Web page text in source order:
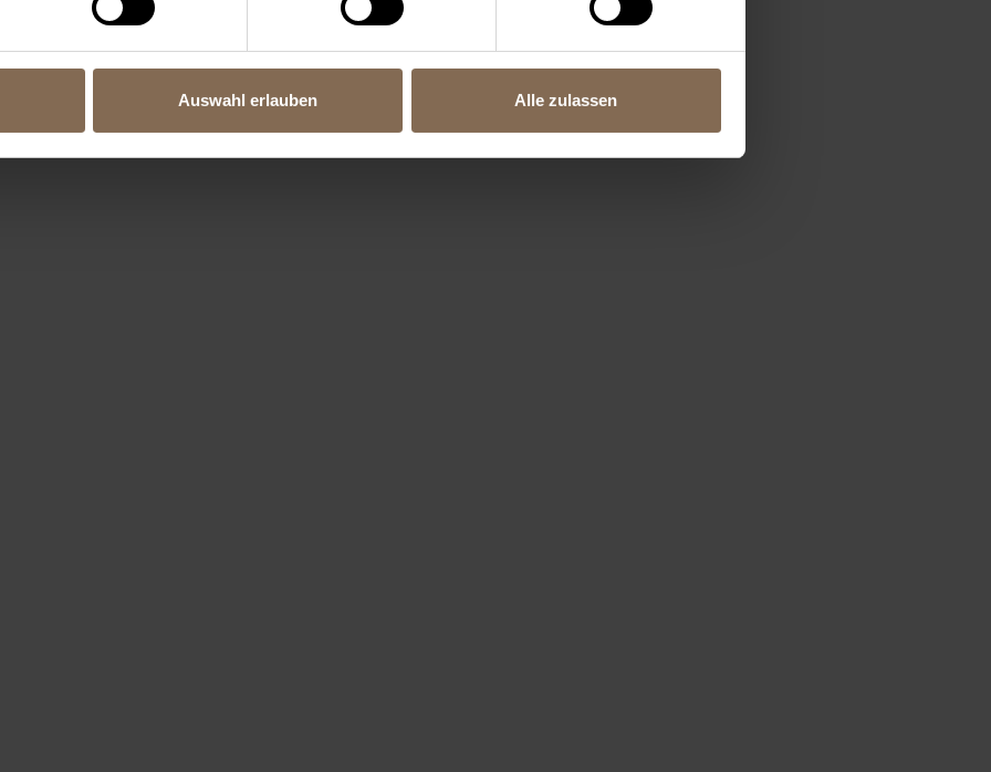
und Anzeigen zu personalisieren, Funktionen für soziale Medien anbieten zu können
zu analysieren. Außerdem geben wir Informationen zu Ihrer Verwendung unserer
Auswahl erlauben Alle zulassen